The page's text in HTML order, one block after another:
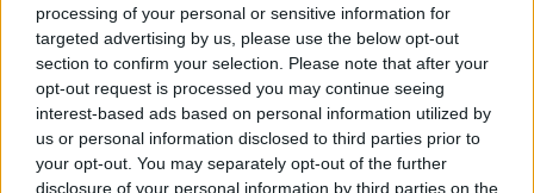
processing of your personal or sensitive information for
targeted advertising by us, please use the below opt-out
section to confirm your selection. Please note that after your
opt-out request is processed you may continue seeing
interest-based ads based on personal information utilized by
us or personal information disclosed to third parties prior to
your opt-out. You may separately opt-out of the further
disclosure of your personal information by third parties on the
FacebookTwitter Pinterest LinkedInTumblr
ΠΡΟΗΓΟΎΜΕΝΟ ΆΡΘΡΟ
Υδρογονάνθρακες: Δημόσια
έσοδα έως και 10 δισ. ευρώ
ΕΠΌΜΕΝΟ ΆΡΘΡΟ
Λίβανος: Επιστρέφουν ξανά
στα χωριά τους, ελπίζοντας